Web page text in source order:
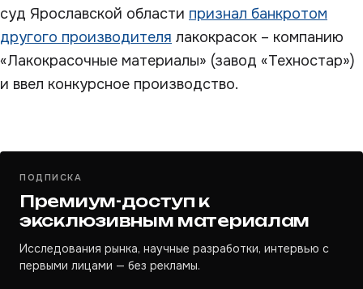
суд Ярославской области признал банкротом
другого производителя лакокрасок – компанию
«Лакокрасочные материалы» (завод «Техностар»)
и ввел конкурсное производство.
ПОДПИСКА
Премиум-доступ к
эксклюзивным материалам
Исследования рынка, научные разработки, интервью с
первыми лицами — без рекламы.